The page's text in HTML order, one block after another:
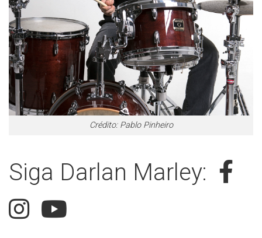
Crédito: Pablo Pinheiro
Siga Darlan Marley: